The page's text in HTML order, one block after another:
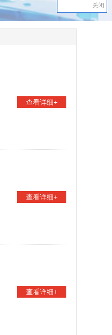
查看详细+
查看详细+
查看详细+
关闭